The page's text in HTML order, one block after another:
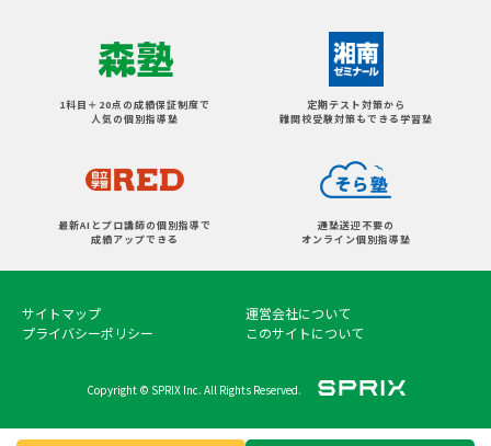
1科目＋20点の成績保証制度で
人気の個別指導塾
定期テスト対策から
難関校受験対策もできる学習塾
最新AIとプロ講師の個別指導で
成績アップできる
通塾送迎不要の
オンライン個別指導塾
サイトマップ
運営会社について
プライバシーポリシー
このサイトについて
Copyright © SPRIX Inc. All Rights Reserved.